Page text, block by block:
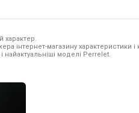
характер.
інтернет-магазину характеристики і
найактуальніші моделі Perrelet.